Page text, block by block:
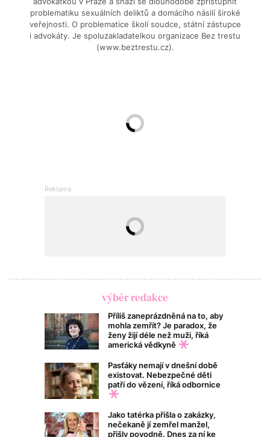
problematiku sexuálních deliktů a domácího násilí široké
veřejnosti. O problematice školí soudce, státní zástupce
i advokáty. Je spoluzakladatelkou organizace Bez trestu
(www.beztrestu.cz).
výběr redakce
Příliš zaneprázdněná na to, aby
mohla zemřít? Je paradox, že
ženy žijí déle než muži, říká
americká vědkyně
Pasťáky nemají v dnešní době
existovat. Nebezpečné děti
patří do vězení, říká odbornice
Jako tatérka přišla o zakázky,
nečekaně jí zemřel manžel,
přišly povodně. Dnes za ní ke